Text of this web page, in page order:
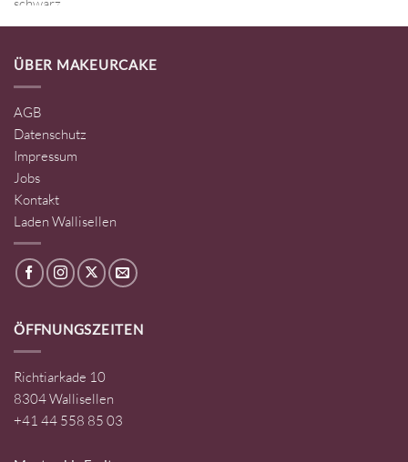
ÜBER MAKEURCAKE
AGB
Datenschutz
Impressum
Jobs
Kontakt
Laden Wallisellen
ÖFFNUNGSZEITEN
Richtiarkade 10
8304 Wallisellen
+41 44 558 85 03